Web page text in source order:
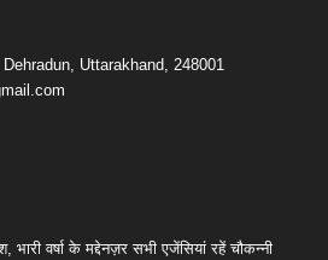
Uttarakhand, 248001
भारी वर्षा के मद्देनज़र सभी एजेंसियां रहें चौकन्नी